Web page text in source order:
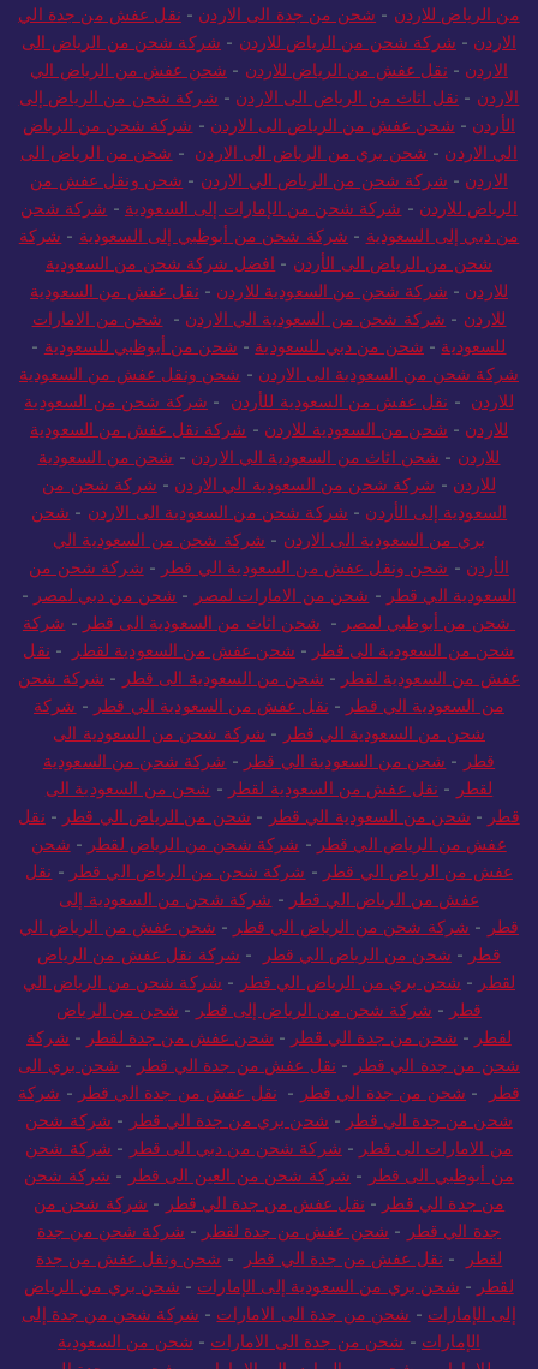
من الرياض للاردن - شحن من جدة الى الاردن - نقل عفش من جدة الي
الاردن - شركة شحن من الرياض للاردن - شركة شحن من الرياض الى
الاردن - نقل عفش من الرياض للاردن - شحن عفش من الرياض الي
الاردن - نقل اثاث من الرياض الى الاردن - شركة شحن من الرياض إلى
الأردن - شحن عفش من الرياض الى الاردن - شركة شحن من الرياض
الي الاردن - شحن بري من الرياض الى الاردن - شحن من الرياض الى
الاردن - شركة شحن من الرياض الي الاردن - شحن ونقل عفش من
الرياض للاردن - شركة شحن من الإمارات إلى السعودية - شركة شحن
من دبي إلى السعودية - شركة شحن من أبوظبي إلى السعودية - شركة
شحن من الرياض الى الأردن - افضل شركة شحن من السعودية
للاردن - شركة شحن من السعودية للاردن - نقل عفش من السعودية
للاردن - شركة شحن من السعودية الي الاردن - شحن من الامارات
للسعودية - شحن من دبي للسعودية - شحن من أبوظبي للسعودية -
شركة شحن من السعودية الى الاردن - شحن ونقل عفش من السعودية
للاردن - نقل عفش من السعودية للأردن - شركة شحن من السعودية
للاردن - شحن من السعودية للاردن - شركة نقل عفش من السعودية
للاردن - شحن اثاث من السعودية الي الاردن - شحن من السعودية
للاردن - شركة شحن من السعودية الي الاردن - شركة شحن من
السعودية إلى الأردن - شركة شحن من السعودية الى الاردن - شحن
بري من السعودية الى الاردن - شركة شحن من السعودية الي
الأردن - شحن ونقل عفش من السعودية الي قطر - شركة شحن من
السعودية الي قطر - شحن من الامارات لمصر - شحن من دبي لمصر -
شحن من أبوظبي لمصر - شحن اثاث من السعودية الى قطر - شركة
شحن من السعودية الى قطر - شحن عفش من السعودية لقطر - نقل
عفش من السعودية لقطر - شحن من السعودية الى قطر - شركة شحن
من السعودية الي قطر - نقل عفش من السعودية الي قطر - شركة
شحن من السعودية الي قطر - شركة شحن من السعودية الى
قطر - شحن من السعودية الي قطر - شركة شحن من السعودية
لقطر - نقل عفش من السعودية لقطر - شحن من السعودية الى
قطر - شحن من السعودية الي قطر - شحن من الرياض الي قطر - نقل
عفش من الرياض الي قطر - شركة شحن من الرياض لقطر - شحن
عفش من الرياض الي قطر - شركة شحن من الرياض الي قطر - نقل
عفش من الرياض الي قطر - شركة شحن من السعودية إلى
قطر - شركة شحن من الرياض الي قطر - شحن عفش من الرياض الي
قطر - شحن من الرياض الي قطر - شركة نقل عفش من الرياض
لقطر - شحن بري من الرياض الي قطر - شركة شحن من الرياض الي
قطر - شركة شحن من الرياض إلى قطر - شحن من الرياض
لقطر - شحن من جدة الي قطر - شحن عفش من جدة لقطر - شركة
شحن من جدة الي قطر - نقل عفش من جدة الي قطر - شحن بري الى
قطر
- شحن من جدة الي قطر - نقل عفش من جدة الي قطر - شركة
شحن من جدة الي قطر - شحن بري من جدة الي قطر - شركة شحن
من الامارات الى قطر - شركة شحن من دبي الى قطر - شركة شحن
من أبوظبي الى قطر - شركة شحن من العين الى قطر - شركة شحن
من جدة الي قطر - نقل عفش من جدة الي قطر - شركة شحن من
جدة الي قطر - شحن عفش من جدة لقطر - شركة شحن من جدة
لقطر
- نقل عفش من جدة الي قطر - شحن ونقل عفش من جدة
لقطر - شحن بري من السعودية إلى الإمارات - شحن بري من الرياض
إلى الإمارات - شحن من جدة الى الامارات - شركة شحن من جدة إلى
الإمارات - شحن من جدة الى الامارات - شحن من السعودية